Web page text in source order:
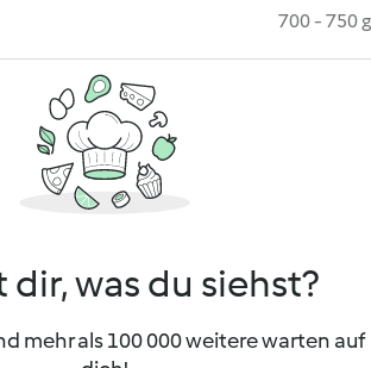
700 - 750 g
was du siehst?
mehr als 100 000 weitere warten auf